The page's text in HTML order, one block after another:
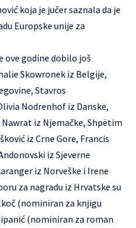
koja je jučer saznala da je
Europske unije za
ove godine dobilo još
Skowronek iz Belgije,
Stavros
Nodrenhof iz Danske,
iz Njemačke, Shpëtim
iz Crne Gore, Francis
iz Sjeverne
iz Norveške i Irene
za nagradu iz Hrvatske su
(nominiran za knjigu
(nominiran za roman